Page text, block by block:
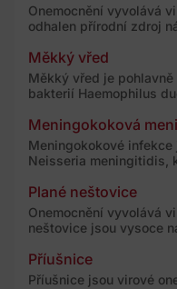
Onemocnění vyvolává
odhalen přírodní zdroj
Měkký vřed
Měkký vřed je
bakterií Haemophilus
Meningokoková
Meningokokové
Neisseria meningitidis,
Plané neštovice
Onemocnění vyvolává
neštovice jsou vysoce
Příušnice
Příušnice jsou virové